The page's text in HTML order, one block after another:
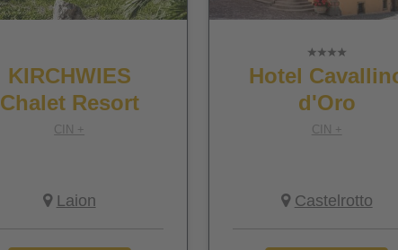
KIRCHWIES
Chalet Resort
CIN +
Laion
Hotel
d'Oro
CIN +
Castelrotto